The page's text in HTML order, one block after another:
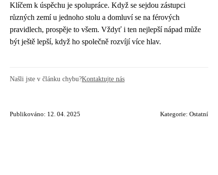
Klíčem k úspěchu je spolupráce. Když se sejdou zástupci
různých zemí u jednoho stolu a domluví se na férových
pravidlech, prospěje to všem. Vždyť i ten nejlepší nápad může
být ještě lepší, když ho společně rozvíjí více hlav.
Našli jste v článku chybu?Kontaktujte nás
Publikováno: 12. 04. 2025 Kategorie: Ostatní